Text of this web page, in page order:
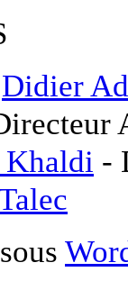
Didier
Khaldi -